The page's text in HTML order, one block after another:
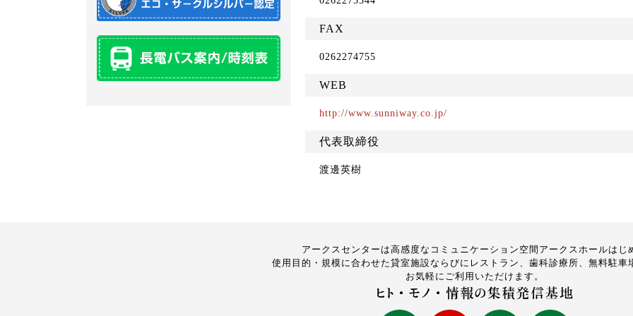
FAX
0262274755
WEB
http://www.sunniway.co.jp/
代表取締役
渡邊英樹
アークスセンターは高感度なコミュニケーション空間アークスホールはじ
使用目的・規模に合わせた貸室施設ならびにレストラン、歯科診療所、無料駐車
お気軽にご利用いただけます。